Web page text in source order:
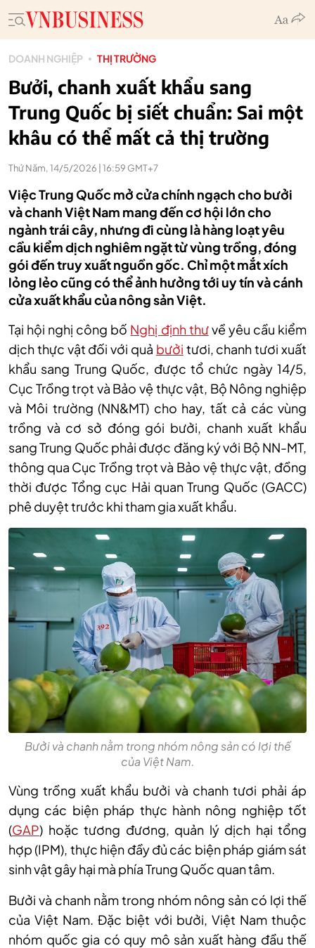
DOANH NGHIỆP THỊ TRƯỜNG
Bưởi, chanh xuất khẩu sang
Trung Quốc bị siết chuẩn: Sai một
khâu có thể mất cả thị trường
Thứ Năm, 14/5/2026 | 16:59 GMT+7
Việc Trung Quốc mở cửa chính ngạch cho bưởi
và chanh Việt Nam mang đến cơ hội lớn cho
ngành trái cây, nhưng đi cùng là hàng loạt yêu
cầu kiểm dịch nghiêm ngặt từ vùng trồng, đóng
gói đến truy xuất nguồn gốc. Chỉ một mắt xích
lỏng lẻo cũng có thể ảnh hưởng tới uy tín và cánh
cửa xuất khẩu của nông sản Việt.
Tại hội nghị công bố Nghị định thưvề yêu cầu kiểm
dịch thực vật đối với quả bưởi tươi, chanh tươi xuất
khẩu sang Trung Quốc, được tổ chức ngày 14/5,
Cục Trồng trọt và Bảo vệ thực vật, Bộ Nông nghiệp
và Môi trường (NN&MT) cho hay, tất cả các vùng
trồng và cơ sở đóng gói bưởi, chanh xuất khẩu
sang Trung Quốc phải được đăng ký với Bộ NN-MT,
thông qua Cục Trồng trọt và Bảo vệ thực vật, đồng
thời được Tổng cục Hải quan Trung Quốc (GACC)
phê duyệt trước khi tham gia xuất khẩu.
Bưởi và chanh nằm trong nhóm nông sản có lợi thế
của Việt Nam.
Vùng trồng xuất khẩu bưởi và chanh tươi phải áp
dụng các biện pháp thực hành nông nghiệp tốt
(GAP) hoặc tương đương, quản lý dịch hại tổng
hợp (IPM), thực hiện đầy đủ các biện pháp giám sát
sinh vật gây hại mà phía Trung Quốc quan tâm.
Bưởi và chanh nằm trong nhóm nông sản có lợi thế
của Việt Nam. Đặc biệt với bưởi, Việt Nam thuộc
nhóm quốc gia có quy mô sản xuất hàng đầu thế